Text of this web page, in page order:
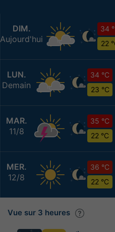
DIM.
Aujourd'hui
34
22
LUN.
Demain
34 °C
23 °C
MAR.
11/8
35 °C
22 °C
MER.
12/8
36 °C
22 °C
Vue sur 3 heures